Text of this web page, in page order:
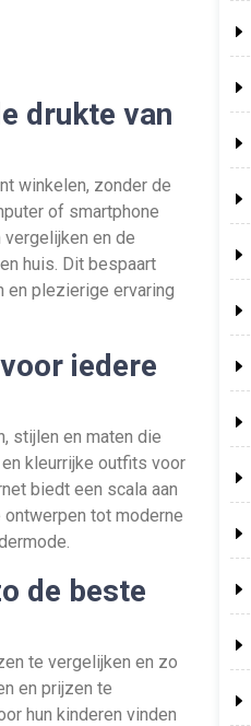
drukte van
winkelen, zonder de
of smartphone
en de
huis. Dit bespaart
en plezierige ervaring
iedere
stijlen en maten die
kleurrijke outfits voor
biedt een scala aan
tot moderne
de beste
te vergelijken en zo
en prijzen te
hun kinderen vinden